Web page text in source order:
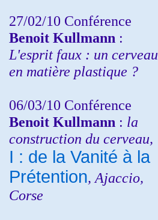
27/02/10 Conférence
Benoit Kullmann :
L'esprit faux : un cerveau
en matière plastique ?
06/03/10 Conférence
Benoit Kullmann : la
construction du cerveau,
I : de la Vanité à la
Prétention, Ajaccio,
Corse